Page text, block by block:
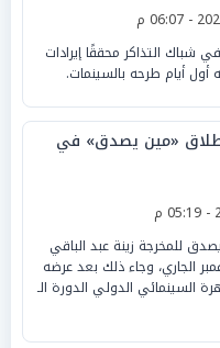
التذاكر محققًا إيرادات
انطلاق «مين يصدق» في
للمخرجة زينة عبد الباقي
يوم 27 نوفمبر الجاري، وجاء ذلك بعد عرضه
السينمائي الدولي الدورة الـ